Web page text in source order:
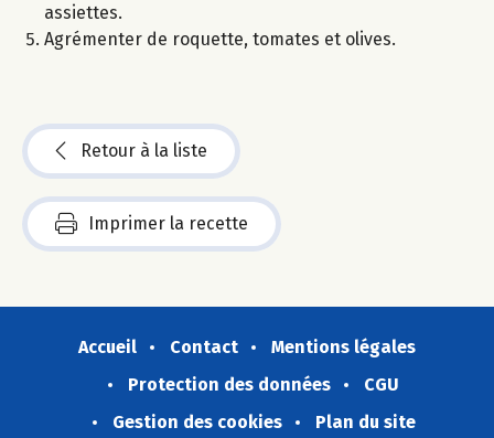
assiettes.
Agrémenter de roquette, tomates et olives.
Retour à la liste
Imprimer la recette
Accueil Contact
Mentions légales
Protection des données
CGU
Gestion des cookies
Plan du site